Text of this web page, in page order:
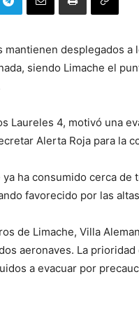
desplegados
siendo Limache el
Laureles 4, motivó una
Alerta Roja para la
ha consumido cerca de
favorecido por las
de Limache, Villa
aeronaves. La
a evacuar por